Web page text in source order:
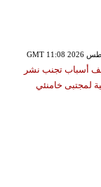
أسباب تجنب نشر
لمجتبى خامنئي